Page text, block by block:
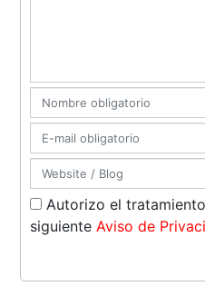
Autorizo el
siguienteAviso de